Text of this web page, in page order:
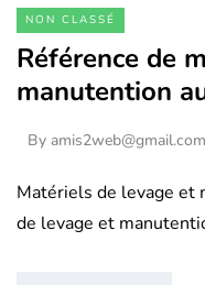
NON CLASSÉ
Référence de
manutention
By amis2web@gmail.com
Matériels de levage et
de levage et